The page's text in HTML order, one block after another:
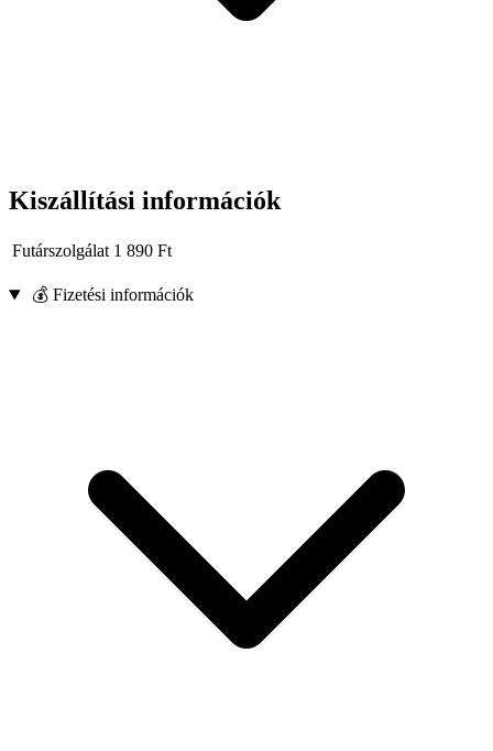
Kiszállítási információk
Futárszolgálat 1 890 Ft
💰 Fizetési információk